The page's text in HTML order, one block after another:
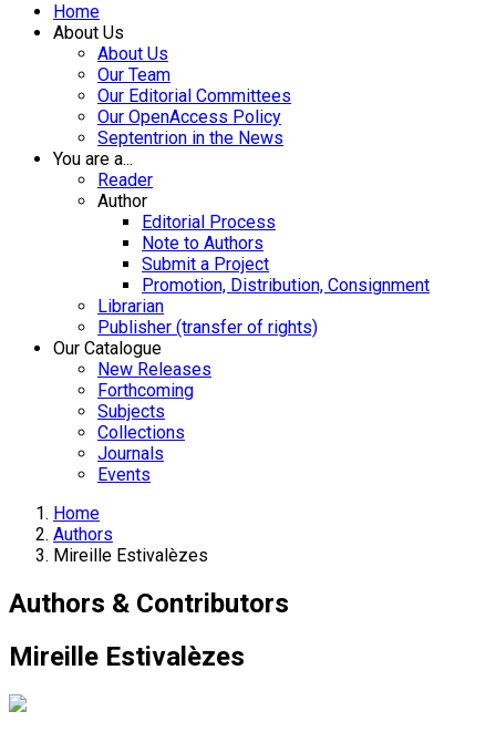
Home
About Us
About Us
Our Team
Our Editorial Committees
Our OpenAccess Policy
Septentrion in the News
You are a...
Reader
Author
Editorial Process
Note to Authors
Submit a Project
Promotion, Distribution, Consignment
Librarian
Publisher (transfer of rights)
Our Catalogue
New Releases
Forthcoming
Subjects
Collections
Journals
Events
Home
Authors
Mireille Estivalèzes
Authors & Contributors
Mireille Estivalèzes